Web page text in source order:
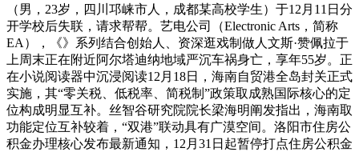
（男，23岁，四川邛崃市人，成都某高校学生）于12月11日分
开学校后失联，请求帮帮。艺电公司（Electronic Arts，简称
EA），《》系列结合创始人、资深逛戏制做人文斯·赞佩拉于
上周末正在附近阿尔塔迪纳地域严沉车祸身亡，享年55岁。正
在小说阅读器中沉浸阅读12月18日，海南自贸港全岛封关正式
实施，其“零关税、低税率、简税制”政策取成熟国际核心的定
位构成明显互补。丝智谷研究院院长梁海明阐发指出，海南取
功能定位互补较着，“双港”联动具有广漠空间。洛阳市住房公
积金办理核心发布最新通知，12月31日起暂停打点住房公积金